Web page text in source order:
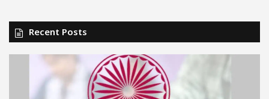
Recent Posts